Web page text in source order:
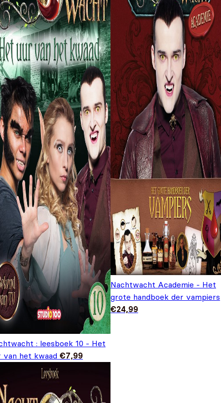
: leesboek 10 - Het
van het kwaad €7,99
Nachtwacht Academie - Het
grote handboek der vampiers
€24,99